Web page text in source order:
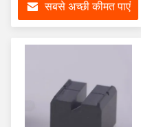
सबसे अच्छी कीमत पाएं